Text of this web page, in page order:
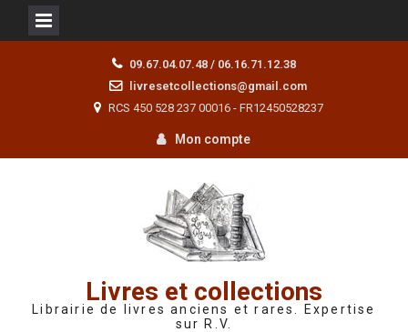
09.67.04.07.48 / 06.16.71.12.38
livresetcollections@gmail.com
RCS 450 528 237 00016 - FR12450528237
Mon compte
Livres et collections
Librairie de livres anciens et rares. Expertise
sur R.V.